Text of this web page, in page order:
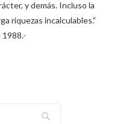
y demás. Incluso la
riquezas incalculables.”